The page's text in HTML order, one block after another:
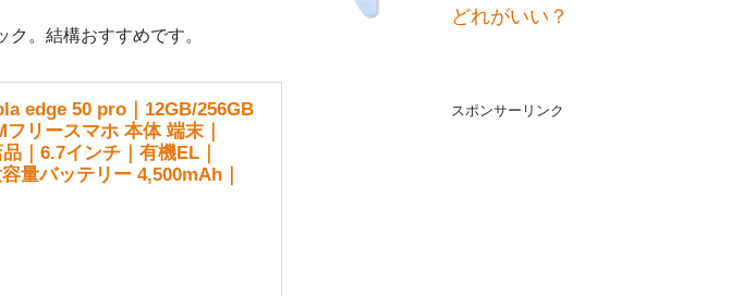
。結構おすすめです。
edge 50 pro｜12GB/256GB
リースマホ 本体 端末｜
｜6.7インチ｜有機EL｜
量バッテリー 4,500mAh｜
どれがいい？
スポンサーリンク